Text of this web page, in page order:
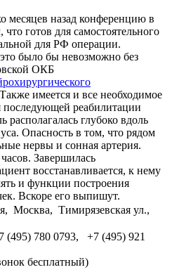
месяцев назад конференцию в
готов для самостоятельного
для РФ операции.
было бы невозможно без
ОКБ
имеется и все необходимое
последующей реабилитации
располагалась глубоко вдоль
Опасность в том, что рядом
нервы и сонная артерия.
Завершилась
восстанавливается, к нему
и функции построения
Вскоре его выпишут.
Москва, Тимирязевская ул.,
780 0793, +7 (495) 921
бесплатный)